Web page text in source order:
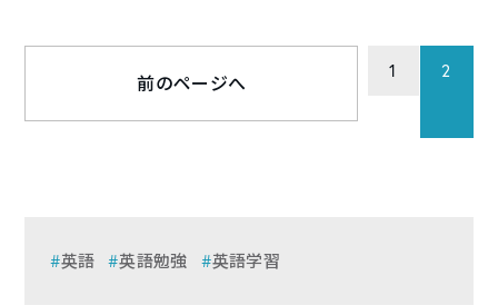
前のページへ
1 2
英語 英語勉強 英語学習